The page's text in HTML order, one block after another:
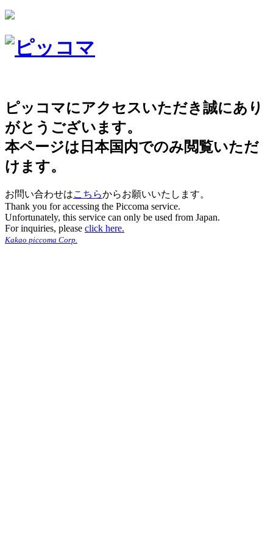
ピッコマにアクセスいただき誠にあり
がとうございます。
本ページは日本国内でのみ閲覧いただ
けます。
お問い合わせはこちらからお願いいたします。
Thank you for accessing the Piccoma service.
Unfortunately, this service can only be used from Japan.
For inquiries, please click here.
Kakao piccoma Corp.